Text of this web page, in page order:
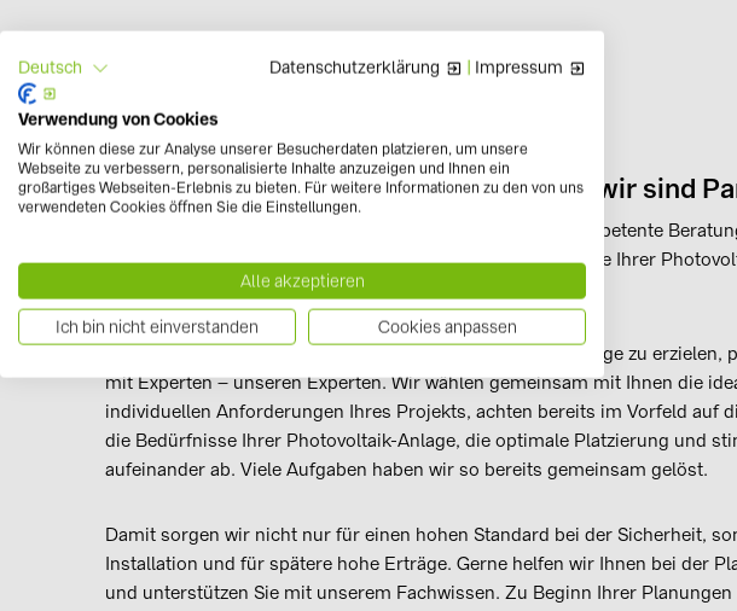
Wir sind mehr als nur ein Großhändler, wir sind
Die Leistungen von BayWa r.e. umfassen nicht nur die kompetente
sondern auch die komplette Betreuung bei der Erstmontage Ihrer
Um mit einer hochwertigen Photovoltaik-Anlage hohe Erträge zu erzielen,
mit Experten – unseren Experten. Wir wählen gemeinsam mit Ihnen die
individuellen Anforderungen Ihres Projekts, achten bereits im Vorfeld auf
die Bedürfnisse Ihrer Photovoltaik-Anlage, die optimale Platzierung und
aufeinander ab. Viele Aufgaben haben wir so bereits gemeinsam gelöst.
Damit sorgen wir nicht nur für einen hohen Standard bei der Sicherheit,
Installation und für spätere hohe Erträge. Gerne helfen wir Ihnen bei der
und unterstützen Sie mit unserem Fachwissen. Zu Beginn Ihrer
Deutsch Datenschutzerklärung | Impressum
Verwendung von Cookies
Wir können diese zur Analyse unserer Besucherdaten platzieren, um unsere
Webseite zu verbessern, personalisierte Inhalte anzuzeigen und Ihnen ein
großartiges Webseiten-Erlebnis zu bieten. Für weitere Informationen zu den von uns
verwendeten Cookies öffnen Sie die Einstellungen.
Alle akzeptieren
Ich bin nicht einverstanden Cookies anpassen